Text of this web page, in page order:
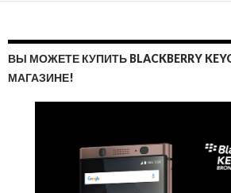
ВЫ МОЖЕТЕ КУПИТЬ BLACKBERRY
МАГАЗИНЕ!